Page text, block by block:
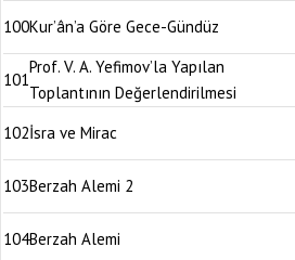
100Kur’ân’a Göre Gece-Gündüz
101
Prof. V. A. Yefimov’la Yapılan
Toplantının Değerlendirilmesi
102İsra ve Mirac
103Berzah Alemi 2
104Berzah Alemi